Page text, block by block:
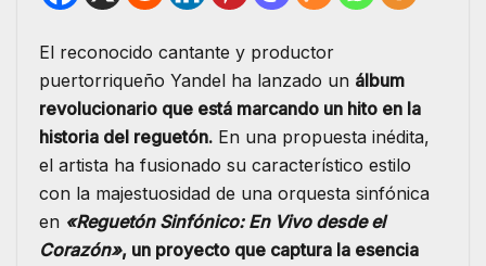
El reconocido cantante y productor
puertorriqueño Yandel ha lanzado un álbum
revolucionario que está marcando un hito en la
historia del reguetón. En una propuesta inédita,
el artista ha fusionado su característico estilo
con la majestuosidad de una orquesta sinfónica
en «Reguetón Sinfónico: En Vivo desde el
Corazón», un proyecto que captura la esencia